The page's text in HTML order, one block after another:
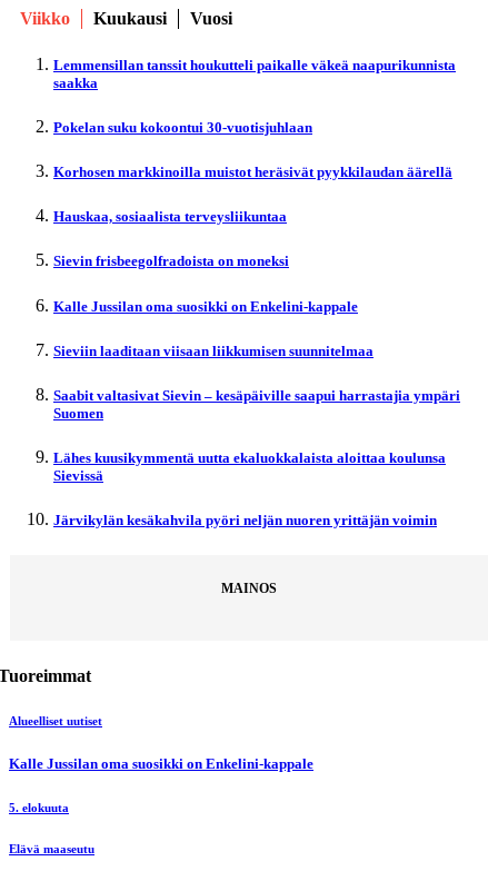
Viikko Kuukausi Vuosi
Lemmensillan tanssit houkutteli paikalle väkeä naapurikunnista
saakka
Pokelan suku kokoontui 30-vuotisjuhlaan
Korhosen markkinoilla muistot heräsivät pyykkilaudan äärellä
Hauskaa, sosiaalista terveysliikuntaa
Sievin frisbeegolfradoista on moneksi
Kalle Jussilan oma suosikki on Enkelini-kappale
Sieviin laaditaan viisaan liikkumisen suunnitelmaa
Saabit valtasivat Sievin – kesäpäiville saapui harrastajia ympäri
Suomen
Lähes kuusikymmentä uutta ekaluokkalaista aloittaa koulunsa
Sievissä
Järvikylän kesäkahvila pyöri neljän nuoren yrittäjän voimin
MAINOS
Alueelliset uutiset
Kalle Jussilan oma suosikki on Enkelini-kappale
5. elokuuta
Elävä maaseutu